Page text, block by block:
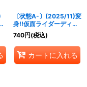
〔状態A-〕(2025/11)変
身!!仮面ライダーディケ
イド【CP】{CB34-
CP02}《赤》
740円(税込)
カートに入れる